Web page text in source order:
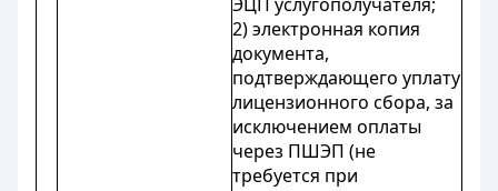
2) электронная копия
документа,
подтверждающего уплату
лицензионного сбора, за
исключением оплаты
через ПШЭП (не
требуется при